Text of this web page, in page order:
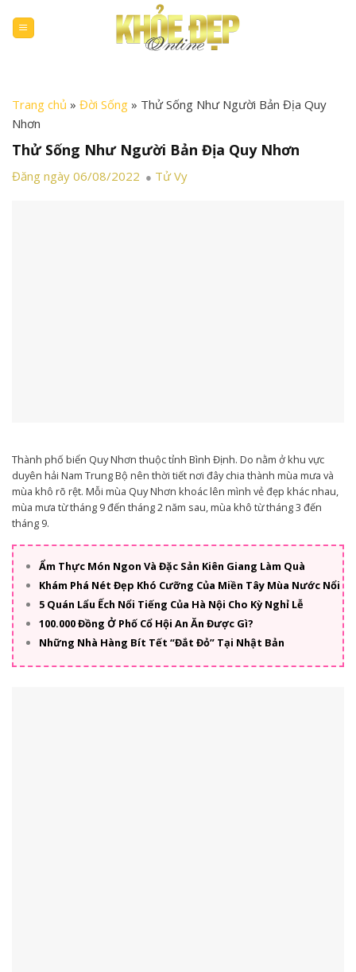
content
Trang chủ » Đời Sống » Thử Sống Như Người Bản Địa Quy
Nhơn
Thử Sống Như Người Bản Địa Quy Nhơn
Đăng ngày 06/08/2022 Tử Vy
Thành phố biển Quy Nhơn thuộc tỉnh Bình Định. Do nằm ở khu vực
duyên hải Nam Trung Bộ nên thời tiết nơi đây chia thành mùa mưa và
mùa khô rõ rệt. Mỗi mùa Quy Nhơn khoác lên mình vẻ đẹp khác nhau,
mùa mưa từ tháng 9 đến tháng 2 năm sau, mùa khô từ tháng 3 đến
tháng 9.
Ẩm Thực Món Ngon Và Đặc Sản Kiên Giang Làm Quà
Khám Phá Nét Đẹp Khó Cưỡng Của Miền Tây Mùa Nước Nổi
5 Quán Lẩu Ếch Nổi Tiếng Của Hà Nội Cho Kỳ Nghỉ Lễ
100.000 Đồng Ở Phố Cổ Hội An Ăn Được Gì?
Những Nhà Hàng Bít Tết “Đắt Đỏ” Tại Nhật Bản